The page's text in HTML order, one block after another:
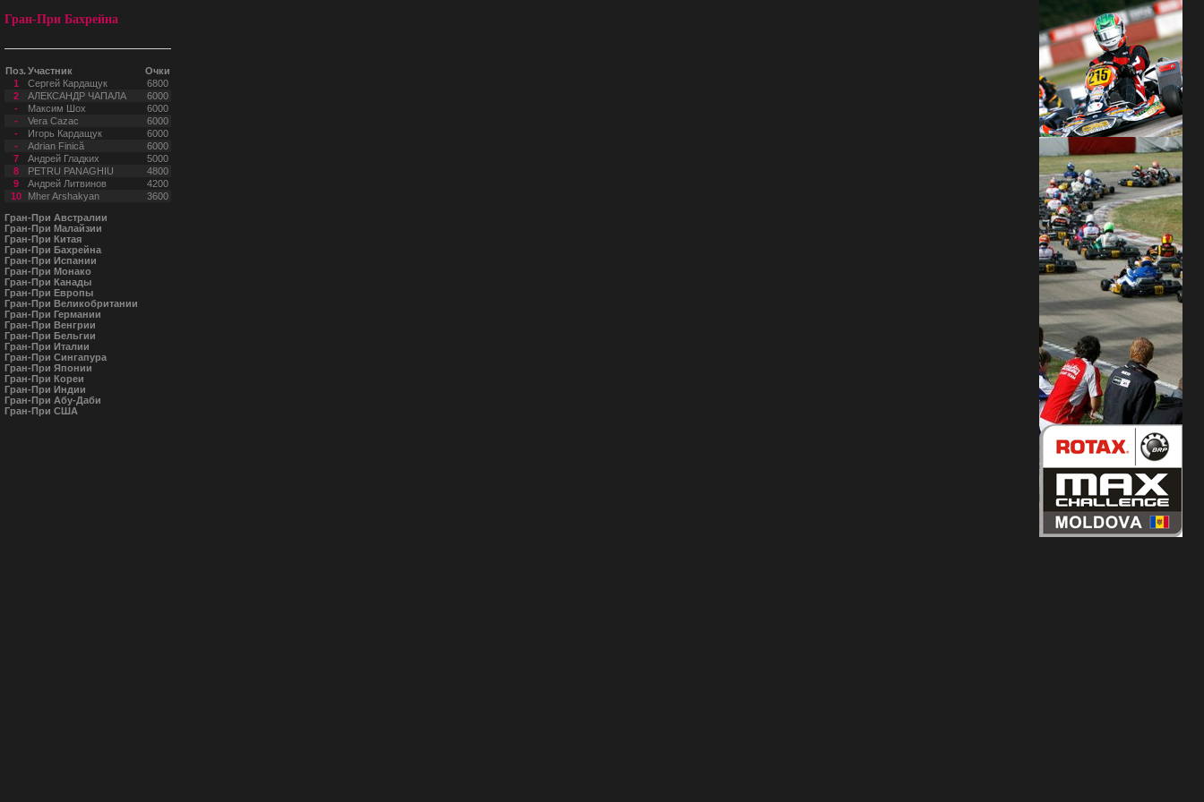
Гран-При Бахрейна
Поз.Участник
Очки
1
Сергей Кардащук
6800
2
АЛЕКСАНДР ЧАПАЛА
6000
-
Максим Шох
6000
-
Vera Cazac
6000
-
Игорь Кардащук
6000
-
Adrian Finică
6000
7
Андрей Гладких
5000
8
PETRU PANAGHIU
4800
9
Андрей Литвинов
4200
10
Mher Arshakyan
3600
Гран-При Австралии
Гран-При Малайзии
Гран-При Китая
Гран-При Бахрейна
Гран-При Испании
Гран-При Монако
Гран-При Канады
Гран-При Европы
Гран-При Великобритании
Гран-При Германии
Гран-При Венгрии
Гран-При Бельгии
Гран-При Италии
Гран-При Сингапура
Гран-При Японии
Гран-При Кореи
Гран-При Индии
Гран-При Абу-Даби
Гран-При США